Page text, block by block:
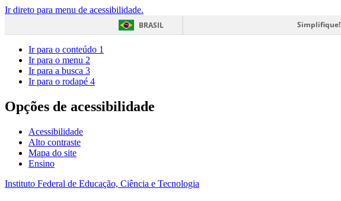
Ir direto para menu de acessibilidade.
BRASIL
Simplifique!
Ir para o conteúdo 1
Ir para o menu 2
Ir para a busca 3
Ir para o rodapé 4
Opções de acessibilidade
Acessibilidade
Alto contraste
Mapa do site
Ensino
Instituto Federal de Educação, Ciência e Tecnologia